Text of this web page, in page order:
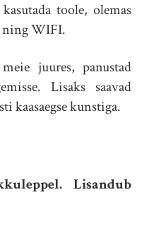
toole, olemas
WIFI.
juures, panustad
Lisaks saavad
kaasaegse kunstiga.
Lisandub